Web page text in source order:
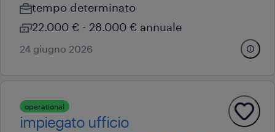
tempo determinato
22.000 € - 28.000 € annuale
24 giugno 2026
operational
impiegato ufficio